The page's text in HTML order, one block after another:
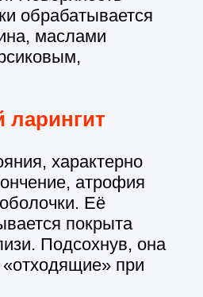
обрабатывается
маслами
ларингит
характерно
атрофия
Её
покрыта
Подсохнув, она
«отходящие» при